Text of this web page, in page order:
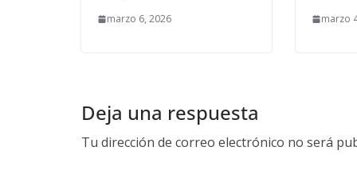
marzo 6, 2026 marzo
Deja una respuesta
Tu dirección de correo electrónico no será